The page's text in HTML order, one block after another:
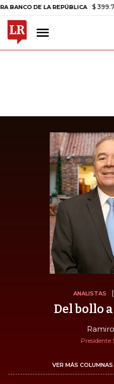
DE LA REPÚBLICA $ 399.745,16
ANALISTAS
Del bollo
Presidente
VER MÁS